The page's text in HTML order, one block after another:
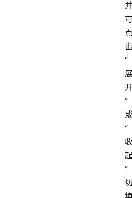
并
可
点
击
“
展
开
”
或
“
收
起
”
切
换